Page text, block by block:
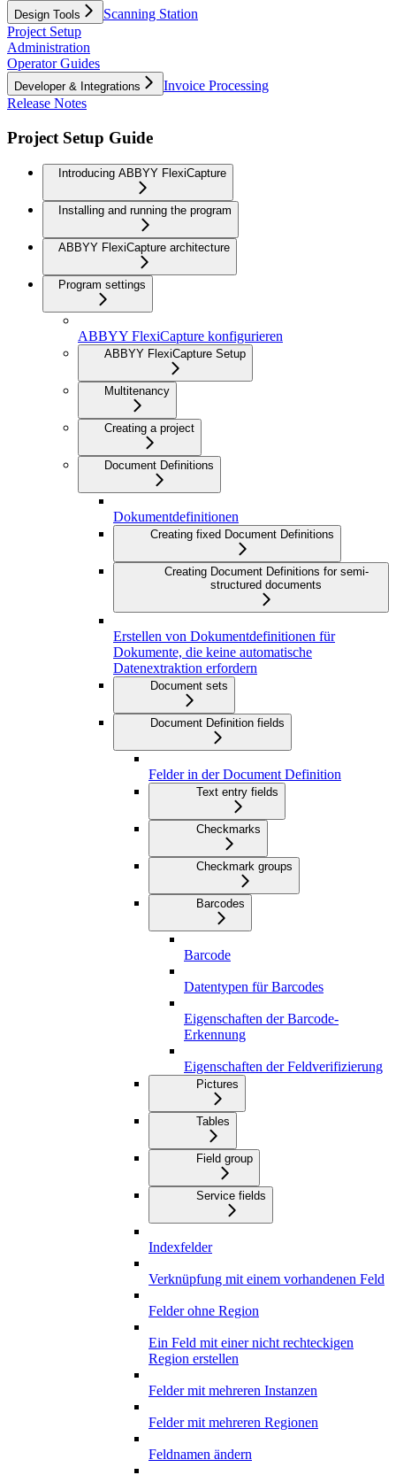
Design Tools
Scanning Station
Project Setup
Administration
Operator Guides
Developer & Integrations
Invoice Processing
Release Notes
Project Setup Guide
Introducing ABBYY FlexiCapture
Installing and running the program
ABBYY FlexiCapture architecture
Program settings
ABBYY FlexiCapture konfigurieren
ABBYY FlexiCapture Setup
Multitenancy
Creating a project
Document Definitions
Dokumentdefinitionen
Creating fixed Document Definitions
Creating Document Definitions for semi-
structured documents
Erstellen von Dokumentdefinitionen für
Dokumente, die keine automatische
Datenextraktion erfordern
Document sets
Document Definition fields
Felder in der Document Definition
Text entry fields
Checkmarks
Checkmark groups
Barcodes
Barcode
Datentypen für Barcodes
Eigenschaften der Barcode-
Erkennung
Eigenschaften der Feldverifizierung
Pictures
Tables
Field group
Service fields
Indexfelder
Verknüpfung mit einem vorhandenen Feld
Felder ohne Region
Ein Feld mit einer nicht rechteckigen
Region erstellen
Felder mit mehreren Instanzen
Felder mit mehreren Regionen
Feldnamen ändern